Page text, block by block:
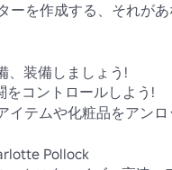
ーを作成する、それが
、装備しましょう!
をコントロールしよう!
イテムや化粧品をアン
Pollock